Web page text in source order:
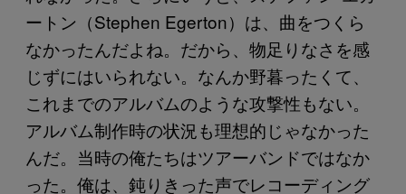
ートン（Stephen Egerton）は、曲をつくら
なかったんだよね。だから、物足りなさを感
じずにはいられない。なんか野暮ったくて、
これまでのアルバムのような攻撃性もない。
アルバム制作時の状況も理想的じゃなかった
んだ。当時の俺たちはツアーバンドではなか
った。俺は、鈍りきった声でレコーディング